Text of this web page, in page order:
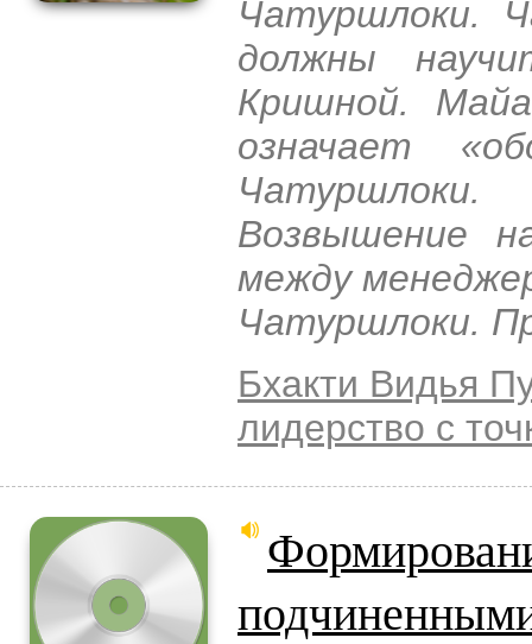
Чатуршлоки.
должны
Кришной.
означает
Возвышение
между
Чатуршлоки.
Бхакти Видья
лидерство с